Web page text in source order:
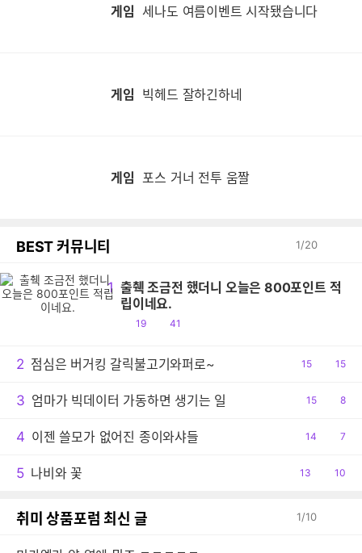
게임 세나도 여름이벤트 시작됐습니다
게임 빅헤드 잘하긴하네
게임 포스 거너 전투 움짤
BEST 커뮤니티 1/20
1 출췍 조금전 했더니 오늘은 800포인트 적
립이네요.
공
19
댓
41
2 점심은 버거킹 갈릭불고기와퍼로~
공
15
댓
15
3 엄마가 빅데이터 가동하면 생기는 일
공
15
댓
8
4 이젠 쓸모가 없어진 종이와샤들
공
14
댓
7
5 나비와 꽃
공
13
댓
10
취미 상품포럼 최신 글 1/10